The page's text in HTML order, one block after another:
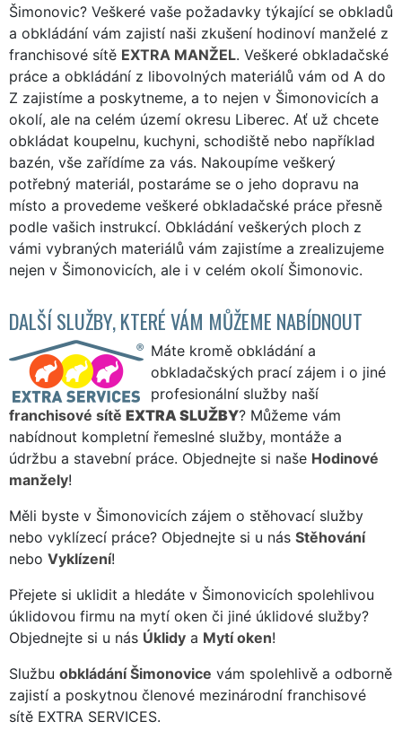
Šimonovic? Veškeré vaše požadavky týkající se obkladů
a obkládání vám zajistí naši zkušení hodinoví manželé z
franchisové sítě EXTRA MANŽEL. Veškeré obkladačské
práce a obkládání z libovolných materiálů vám od A do
Z zajistíme a poskytneme, a to nejen v Šimonovicích a
okolí, ale na celém území okresu Liberec. Ať už chcete
obkládat koupelnu, kuchyni, schodiště nebo například
bazén, vše zařídíme za vás. Nakoupíme veškerý
potřebný materiál, postaráme se o jeho dopravu na
místo a provedeme veškeré obkladačské práce přesně
podle vašich instrukcí. Obkládání veškerých ploch z
vámi vybraných materiálů vám zajistíme a zrealizujeme
nejen v Šimonovicích, ale i v celém okolí Šimonovic.
DALŠÍ SLUŽBY, KTERÉ VÁM MŮŽEME NABÍDNOUT
Máte kromě obkládání a
obkladačských prací zájem i o jiné
profesionální služby naší
franchisové sítě EXTRA SLUŽBY? Můžeme vám
nabídnout kompletní řemeslné služby, montáže a
údržbu a stavební práce. Objednejte si naše Hodinové
manžely!
Měli byste v Šimonovicích zájem o stěhovací služby
nebo vyklízecí práce? Objednejte si u nás Stěhování
nebo Vyklízení!
Přejete si uklidit a hledáte v Šimonovicích spolehlivou
úklidovou firmu na mytí oken či jiné úklidové služby?
Objednejte si u nás Úklidy a Mytí oken!
Službu obkládání Šimonovice vám spolehlivě a odborně
zajistí a poskytnou členové mezinárodní franchisové
sítě EXTRA SERVICES.